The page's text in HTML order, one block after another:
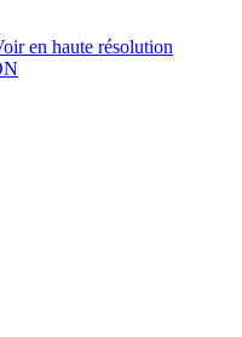
en haute résolution